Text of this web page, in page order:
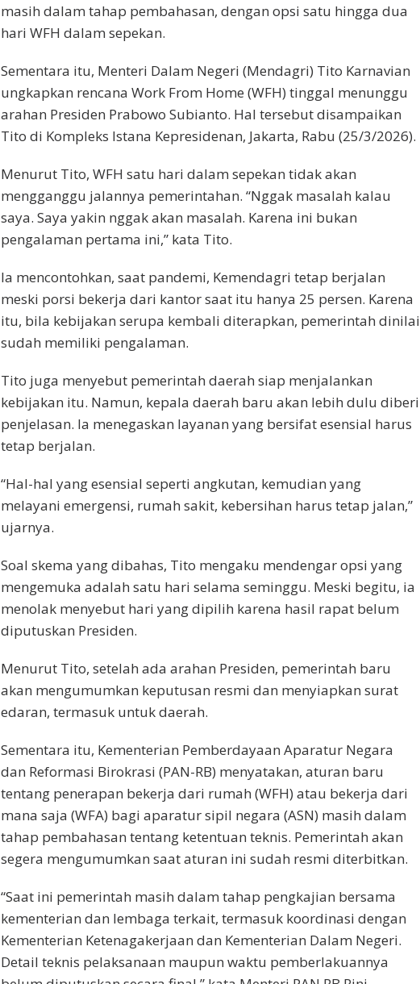
masih dalam tahap pembahasan, dengan opsi satu hingga dua
hari WFH dalam sepekan.
Sementara itu, Menteri Dalam Negeri (Mendagri) Tito Karnavian
ungkapkan rencana Work From Home (WFH) tinggal menunggu
arahan Presiden Prabowo Subianto. Hal tersebut disampaikan
Tito di Kompleks Istana Kepresidenan, Jakarta, Rabu (25/3/2026).
Menurut Tito, WFH satu hari dalam sepekan tidak akan
mengganggu jalannya pemerintahan. “Nggak masalah kalau
saya. Saya yakin nggak akan masalah. Karena ini bukan
pengalaman pertama ini,” kata Tito.
Ia mencontohkan, saat pandemi, Kemendagri tetap berjalan
meski porsi bekerja dari kantor saat itu hanya 25 persen. Karena
itu, bila kebijakan serupa kembali diterapkan, pemerintah dinilai
sudah memiliki pengalaman.
Tito juga menyebut pemerintah daerah siap menjalankan
kebijakan itu. Namun, kepala daerah baru akan lebih dulu diberi
penjelasan. Ia menegaskan layanan yang bersifat esensial harus
tetap berjalan.
“Hal-hal yang esensial seperti angkutan, kemudian yang
melayani emergensi, rumah sakit, kebersihan harus tetap jalan,”
ujarnya.
Soal skema yang dibahas, Tito mengaku mendengar opsi yang
mengemuka adalah satu hari selama seminggu. Meski begitu, ia
menolak menyebut hari yang dipilih karena hasil rapat belum
diputuskan Presiden.
Menurut Tito, setelah ada arahan Presiden, pemerintah baru
akan mengumumkan keputusan resmi dan menyiapkan surat
edaran, termasuk untuk daerah.
Sementara itu, Kementerian Pemberdayaan Aparatur Negara
dan Reformasi Birokrasi (PAN-RB) menyatakan, aturan baru
tentang penerapan bekerja dari rumah (WFH) atau bekerja dari
mana saja (WFA) bagi aparatur sipil negara (ASN) masih dalam
tahap pembahasan tentang ketentuan teknis. Pemerintah akan
segera mengumumkan saat aturan ini sudah resmi diterbitkan.
“Saat ini pemerintah masih dalam tahap pengkajian bersama
kementerian dan lembaga terkait, termasuk koordinasi dengan
Kementerian Ketenagakerjaan dan Kementerian Dalam Negeri.
Detail teknis pelaksanaan maupun waktu pemberlakuannya